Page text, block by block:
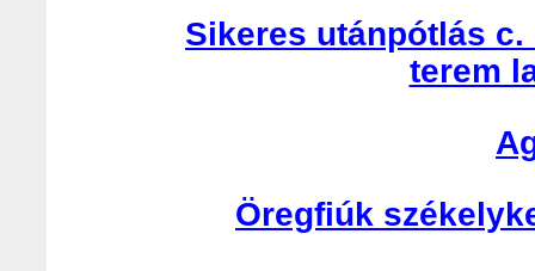
Sikeres utánpótlás c.
terem
Öregfiúk